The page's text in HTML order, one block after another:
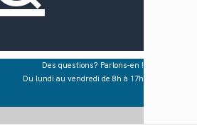
Des questions? Parlons-en !
Du lundi au vendredi de 8h à 17h